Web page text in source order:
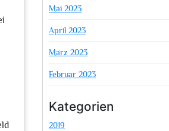
Mai 2023
April 2023
März 2023
Februar 2023
Kategorien
2019